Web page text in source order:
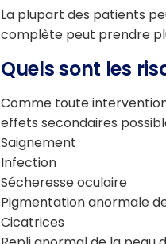
La plupart des patients
complète peut prendre
Quels sont les
Comme toute
effets secondaires
Saignement
Infection
Sécheresse oculaire
Pigmentation anormale
Cicatrices